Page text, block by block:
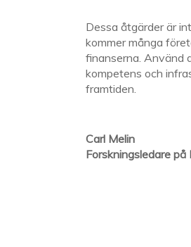
Dessa åtgärder är
kommer många
finanserna. Använd
kompetens och
framtiden.
Carl Melin
Forskningsledare